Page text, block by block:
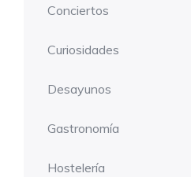
Conciertos
Curiosidades
Desayunos
Gastronomía
Hostelería